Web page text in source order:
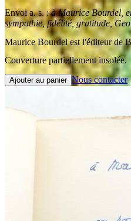
Envoi a. s. :à Maurice Bourdel,
sympathie, fidélité, gratitude,
Maurice Bourdel est l'éditeur de
Couverture partiellement insolée.
Ajouter au panier Nous contacter